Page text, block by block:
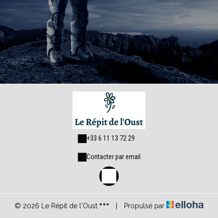
+33 6 11 13 72 29
Contacter par email
© 2026 Le Répit de l'Oust Propulsé par